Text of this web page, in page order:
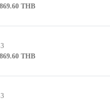
THB
THB